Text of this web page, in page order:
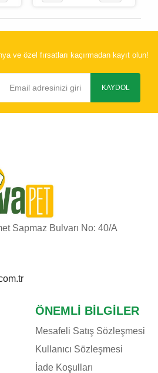
ve özel fırsatları kaçırmadan kayıt olun!
KAYDOL
Sapmaz Bulvarı No: 40/A
ÖNEMLI BILGILER
Mesafeli Satış Sözleşmesi
Kullanıcı Sözleşmesi
İade Koşulları